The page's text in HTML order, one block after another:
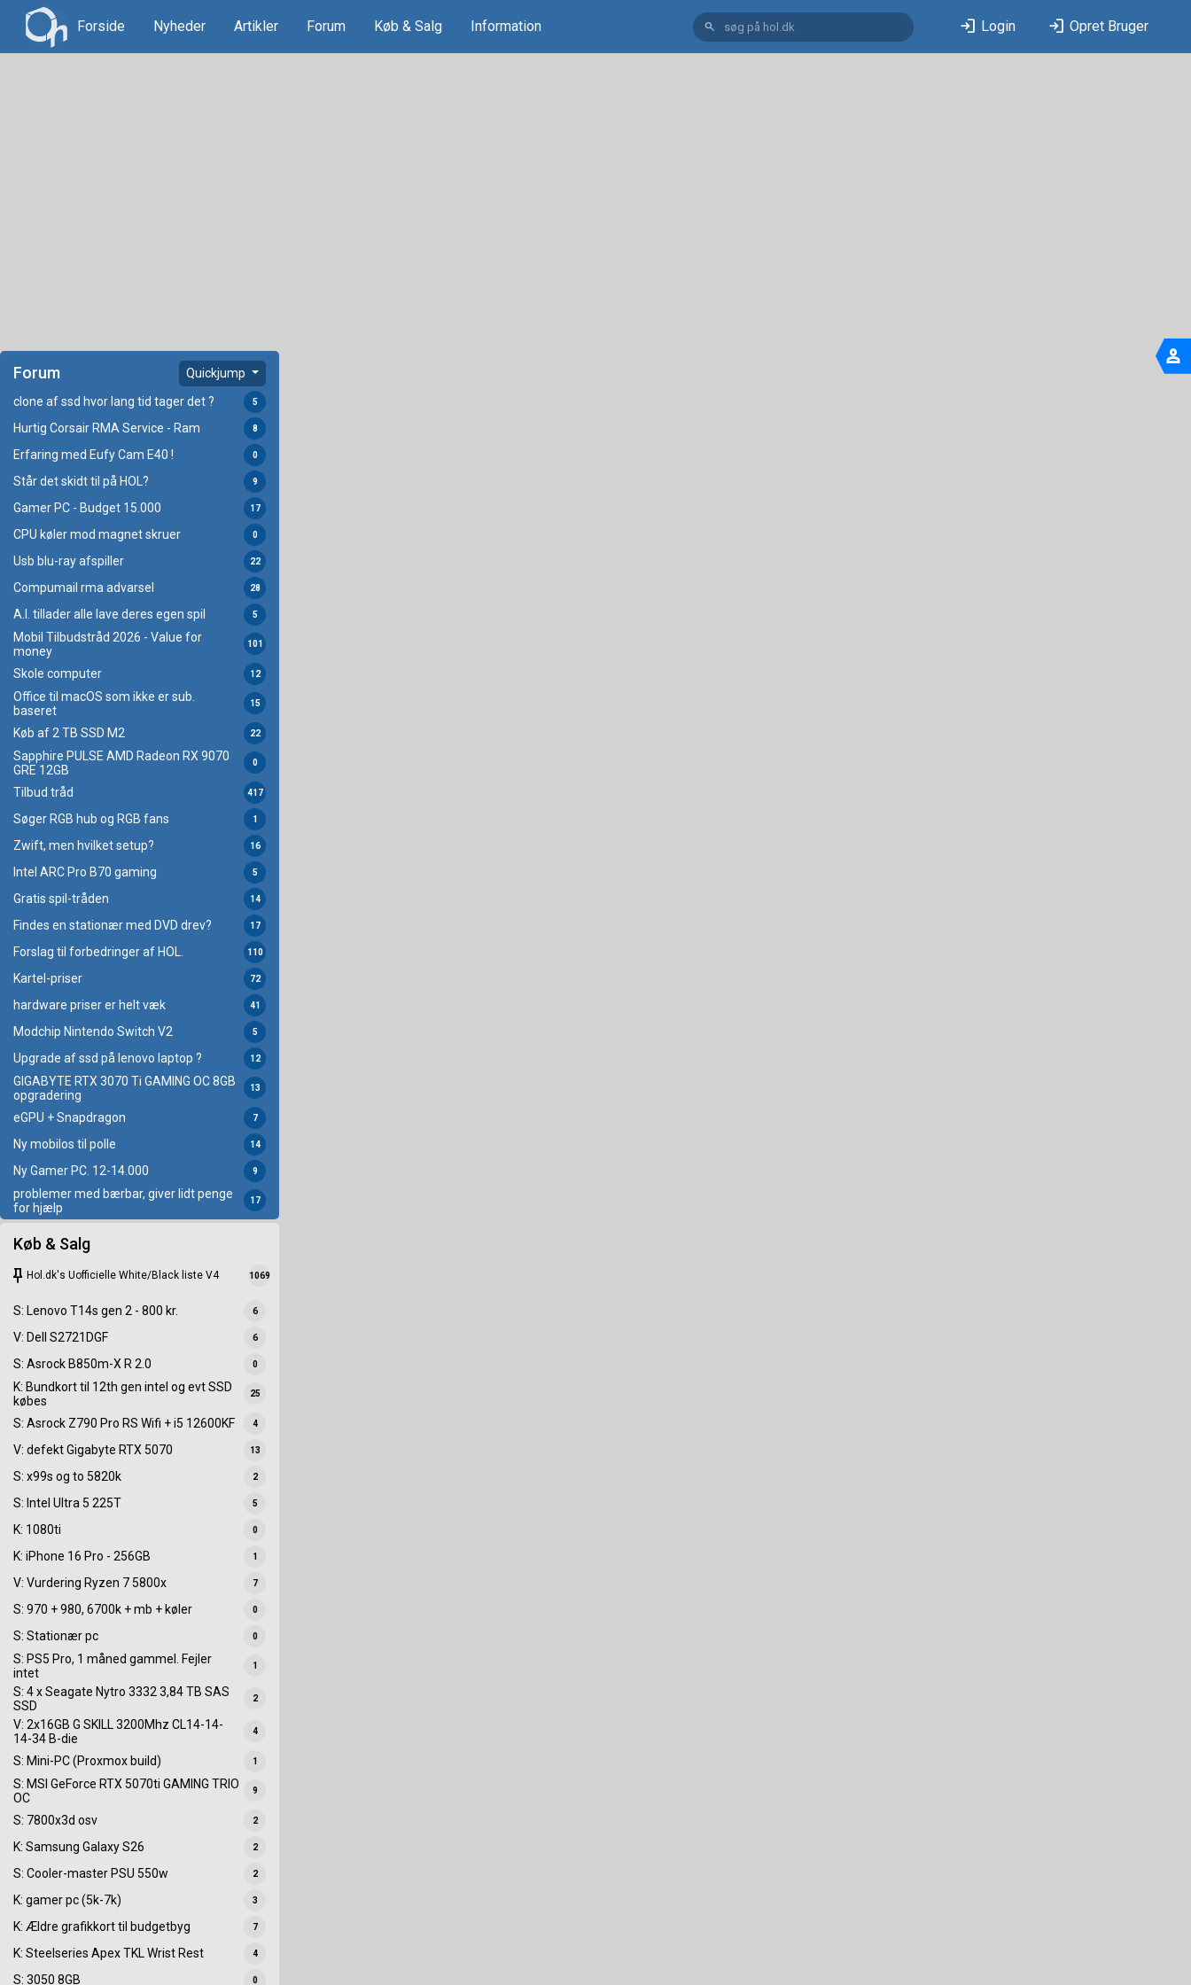
Forside Nyheder Artikler Forum Køb & Salg Information search login Login login Opret Bruger
Forum Quickjump
clone af ssd hvor lang tid tager det ? 5
Hurtig Corsair RMA Service - Ram 8
Erfaring med Eufy Cam E40 ! 0
Står det skidt til på HOL? 9
Gamer PC - Budget 15.000 17
CPU køler mod magnet skruer 0
Usb blu-ray afspiller 22
Compumail rma advarsel 28
A.I. tillader alle lave deres egen spil 5
Mobil Tilbudstråd 2026 - Value for
money
101
Skole computer 12
Office til macOS som ikke er sub.
baseret
15
Køb af 2 TB SSD M2 22
Sapphire PULSE AMD Radeon RX 9070
GRE 12GB
0
Tilbud tråd 417
Søger RGB hub og RGB fans 1
Zwift, men hvilket setup? 16
Intel ARC Pro B70 gaming 5
Gratis spil-tråden 14
Findes en stationær med DVD drev? 17
Forslag til forbedringer af HOL. 110
Kartel-priser 72
hardware priser er helt væk 41
Modchip Nintendo Switch V2 5
Upgrade af ssd på lenovo laptop ? 12
GIGABYTE RTX 3070 Ti GAMING OC 8GB
opgradering
13
eGPU + Snapdragon 7
Ny mobilos til polle 14
Ny Gamer PC. 12-14.000 9
problemer med bærbar, giver lidt penge
for hjælp
17
Køb & Salg
keep Hol.dk's Uofficielle White/Black liste V4 1069
S: Lenovo T14s gen 2 - 800 kr. 6
V: Dell S2721DGF 6
S: Asrock B850m-X R 2.0 0
K: Bundkort til 12th gen intel og evt SSD
købes
25
S: Asrock Z790 Pro RS Wifi + i5 12600KF 4
V: defekt Gigabyte RTX 5070 13
S: x99s og to 5820k 2
S: Intel Ultra 5 225T 5
K: 1080ti 0
K: iPhone 16 Pro - 256GB 1
V: Vurdering Ryzen 7 5800x 7
S: 970 + 980, 6700k + mb + køler 0
S: Stationær pc 0
S: PS5 Pro, 1 måned gammel. Fejler
intet
1
S: 4 x Seagate Nytro 3332 3,84 TB SAS
SSD
2
V: 2x16GB G SKILL 3200Mhz CL14-14-
14-34 B-die
4
S: Mini-PC (Proxmox build) 1
S: MSI GeForce RTX 5070ti GAMING TRIO
OC
9
S: 7800x3d osv 2
K: Samsung Galaxy S26 2
S: Cooler-master PSU 550w 2
K: gamer pc (5k-7k) 3
K: Ældre grafikkort til budgetbyg 7
K: Steelseries Apex TKL Wrist Rest 4
S: 3050 8GB 0
person